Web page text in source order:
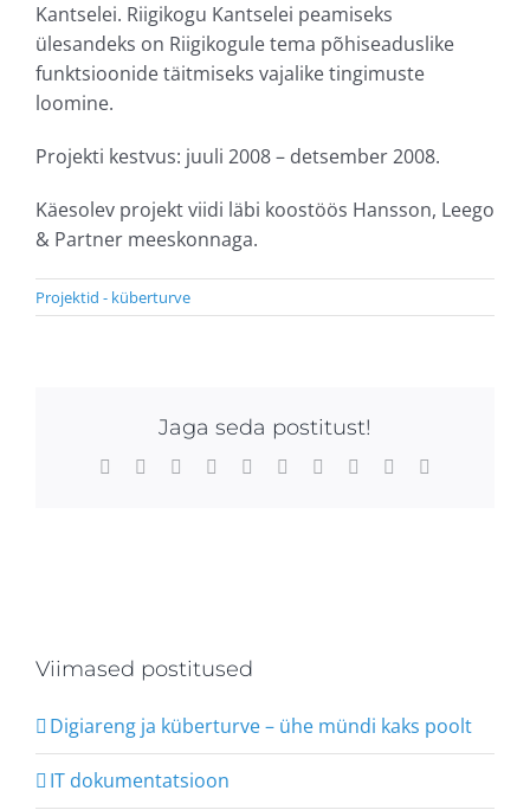
Kantselei. Riigikogu Kantselei peamiseks
ülesandeks on Riigikogule tema põhiseaduslike
funktsioonide täitmiseks vajalike tingimuste
loomine.
Projekti kestvus: juuli 2008 – detsember 2008.
Käesolev projekt viidi läbi koostöös Hansson, Leego
& Partner meeskonnaga.
Projektid - küberturve
Jaga seda postitust!
Facebook Reddit LinkedInWhatsApp
TumblrPinterest Xing
Viimased postitused
Digiareng ja küberturve – ühe mündi kaks poolt
IT dokumentatsioon